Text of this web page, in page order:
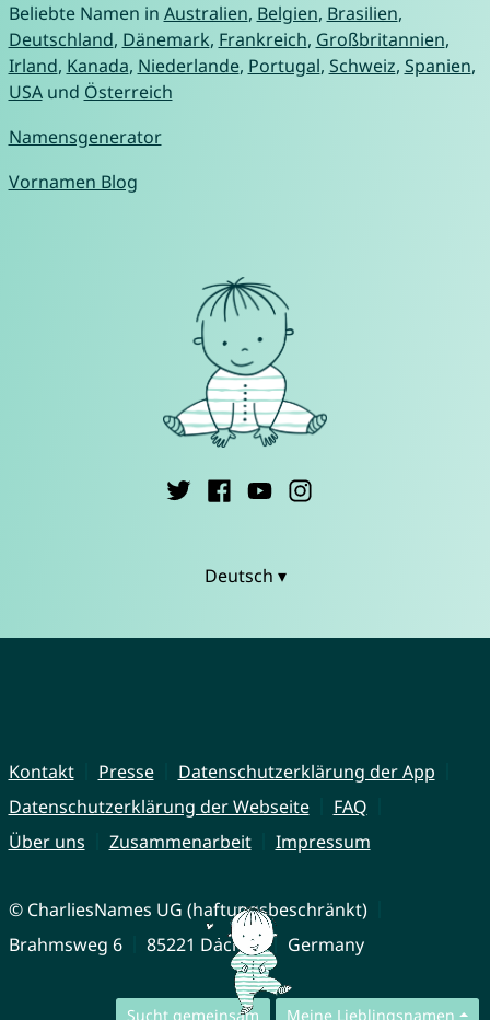
Sucht gemeinsam Meine Lieblingsnamen
Beliebte Namen in Australien, Belgien, Brasilien,
Deutschland, Dänemark, Frankreich, Großbritannien,
Irland, Kanada, Niederlande, Portugal, Schweiz, Spanien,
USAund Österreich
Namensgenerator
Vornamen Blog
Deutsch ▾
Kontakt Presse
Datenschutzerklärung der App
Datenschutzerklärung der Webseite
FAQ
Über uns
Zusammenarbeit Impressum
© CharliesNames UG (haftungsbeschränkt)
Brahmsweg 6
85221 Dachau Germany